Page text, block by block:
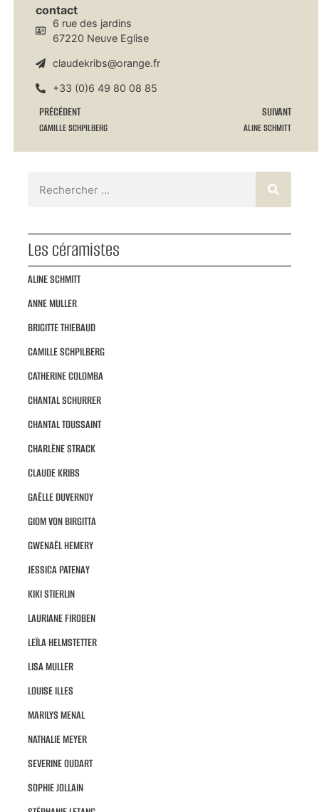
contact
6 rue des jardins
67220 Neuve Eglise
claudekribs@orange.fr
+33 (0)6 49 80 08 85
PRÉCÉDENT
CAMILLE SCHPILBERG
SUIVANT
ALINE SCHMITT
Les céramistes
ALINE SCHMITT
ANNE MULLER
BRIGITTE THIEBAUD
CAMILLE SCHPILBERG
CATHERINE COLOMBA
CHANTAL SCHURRER
CHANTAL TOUSSAINT
CHARLÈNE STRACK
CLAUDE KRIBS
GAËLLE DUVERNOY
GIOM VON BIRGITTA
GWENAËL HEMERY
JESSICA PATENAY
KIKI STIERLIN
LAURIANE FIROBEN
LEÏLA HELMSTETTER
LISA MULLER
LOUISE ILLES
MARILYS MENAL
NATHALIE MEYER
SEVERINE OUDART
SOPHIE JOLLAIN